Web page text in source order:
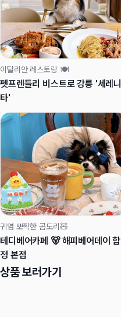
이탈리안 레스토랑 🍽️
펫프렌들리 비스트로 강릉 '세레니
타'
귀염 뽀짝한 곰도리🧸
테디베어카페 🐻 해피베어데이 합
정 본점
상품 보러가기